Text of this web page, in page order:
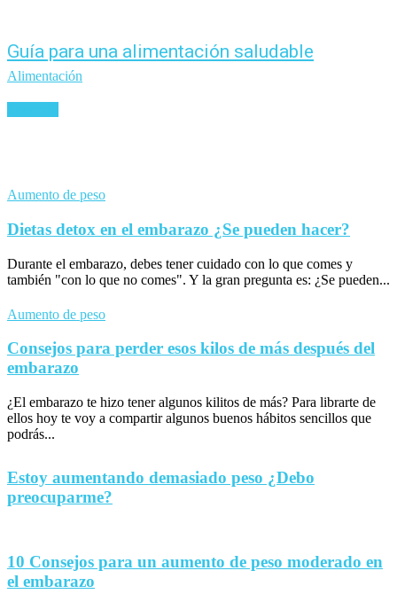
Guía para una alimentación saludable
Alimentación
Aumento de peso
Dietas detox en el embarazo ¿Se pueden hacer?
Durante el embarazo, debes tener cuidado con lo que comes y
también "con lo que no comes". Y la gran pregunta es: ¿Se pueden...
Aumento de peso
Consejos para perder esos kilos de más después del
embarazo
¿El embarazo te hizo tener algunos kilitos de más? Para librarte de
ellos hoy te voy a compartir algunos buenos hábitos sencillos que
podrás...
Estoy aumentando demasiado peso ¿Debo
preocuparme?
10 Consejos para un aumento de peso moderado en
el embarazo